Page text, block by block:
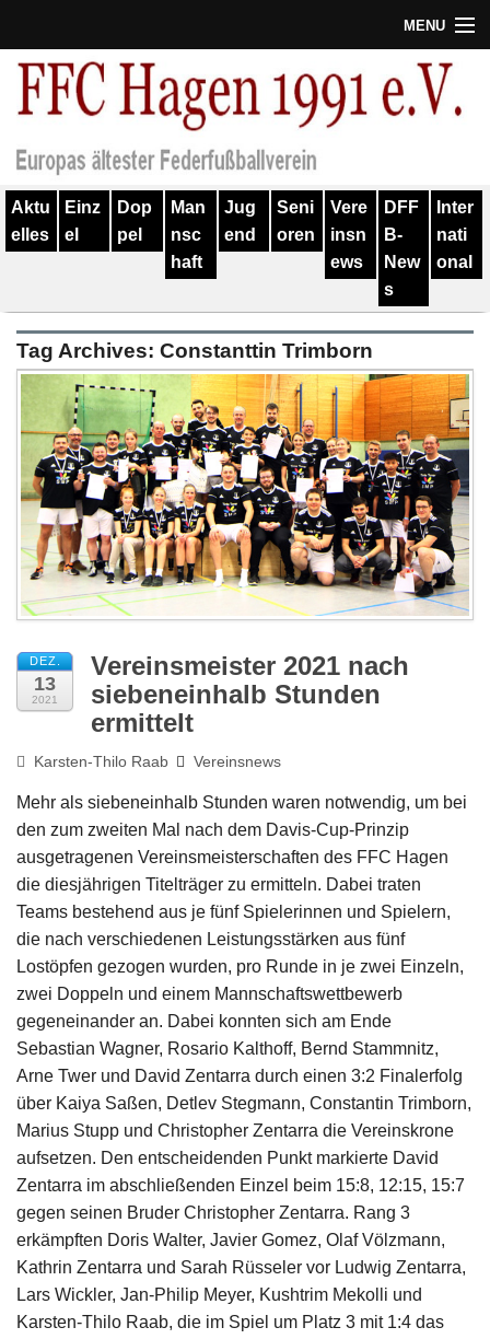
MENU
Termine
Verein
Geschichte
Training
Spieler
Kontakt
Links
Impressum
Aktu
elles
Einz
el
Dop
pel
Man
nsc
haft
Jug
end
Seni
oren
Vere
insn
ews
DFF
B-
New
s
Inter
nati
onal
Tag Archives: Constanttin Trimborn
DEZ.
13
2021
Vereinsmeister 2021 nach
siebeneinhalb Stunden
ermittelt
Karsten-Thilo Raab Vereinsnews
Mehr als siebeneinhalb Stunden waren notwendig, um bei
den zum zweiten Mal nach dem Davis-Cup-Prinzip
ausgetragenen Vereinsmeisterschaften des FFC Hagen
die diesjährigen Titelträger zu ermitteln. Dabei traten
Teams bestehend aus je fünf Spielerinnen und Spielern,
die nach verschiedenen Leistungsstärken aus fünf
Lostöpfen gezogen wurden, pro Runde in je zwei Einzeln,
zwei Doppeln und einem Mannschaftswettbewerb
gegeneinander an. Dabei konnten sich am Ende
Sebastian Wagner, Rosario Kalthoff, Bernd Stammnitz,
Arne Twer und David Zentarra durch einen 3:2 Finalerfolg
über Kaiya Saßen, Detlev Stegmann, Constantin Trimborn,
Marius Stupp und Christopher Zentarra die Vereinskrone
aufsetzen. Den entscheidenden Punkt markierte David
Zentarra im abschließenden Einzel beim 15:8, 12:15, 15:7
gegen seinen Bruder Christopher Zentarra. Rang 3
erkämpften Doris Walter, Javier Gomez, Olaf Völzmann,
Kathrin Zentarra und Sarah Rüsseler vor Ludwig Zentarra,
Lars Wickler, Jan-Philip Meyer, Kushtrim Mekolli und
Karsten-Thilo Raab, die im Spiel um Platz 3 mit 1:4 das